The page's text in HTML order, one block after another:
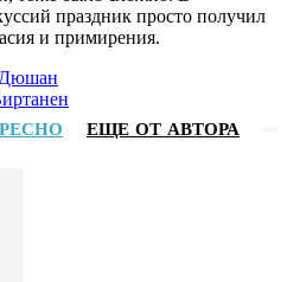
праздник просто получил
и примирения.
ЕЩЕ ОТ АВТОРА